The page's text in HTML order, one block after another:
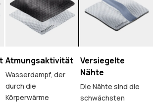
Atmungsaktivität
Wasserdampf, der
durch die
Körperwärme
Versiegelte
Nähte
Die Nähte sind die
schwächsten